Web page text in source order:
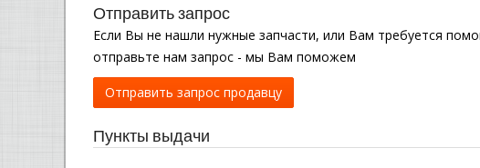
Отправить запрос
Если Вы не нашли нужные запчасти, или Вам требуется
отправьте нам запрос - мы Вам поможем
Отправить запрос продавцу
Пункты выдачи